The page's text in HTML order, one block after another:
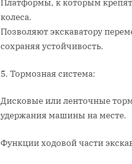
Платформы, к которым
колеса.
Позволяют экскаватору
сохраняя устойчивость.
5. Тормозная система:
Дисковые или ленточные
удержания машины на месте.
Функции ходовой части